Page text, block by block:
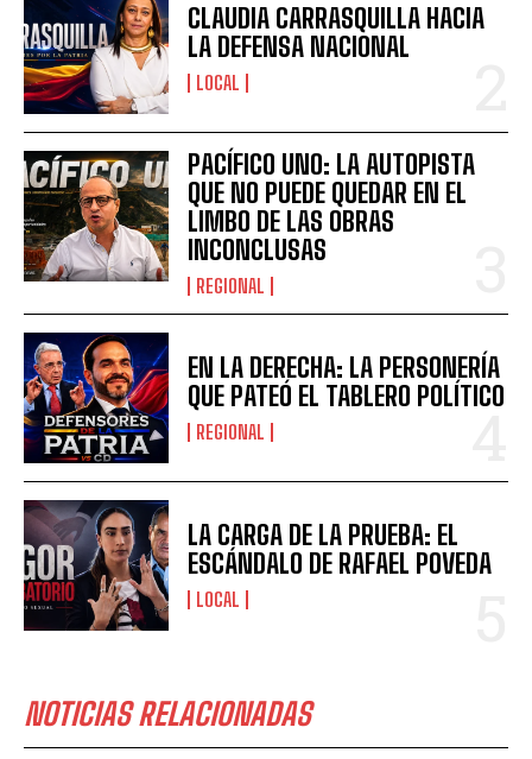
CLAUDIA CARRASQUILLA HACIA
LA DEFENSA NACIONAL
LOCAL
PACÍFICO UNO: LA AUTOPISTA
QUE NO PUEDE QUEDAR EN EL
LIMBO DE LAS OBRAS
INCONCLUSAS
REGIONAL
EN LA DERECHA: LA PERSONERÍA
QUE PATEÓ EL TABLERO POLÍTICO
REGIONAL
LA CARGA DE LA PRUEBA: EL
ESCÁNDALO DE RAFAEL POVEDA
LOCAL
NOTICIAS RELACIONADAS